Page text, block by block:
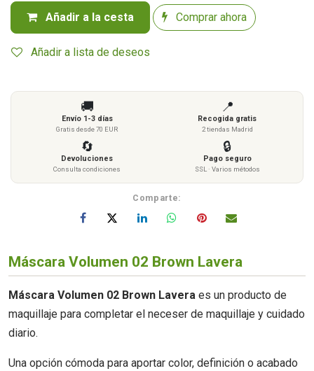
Añadir a la cesta Comprar ahora
Añadir a lista de deseos
🚚
Envío 1-3 días
Gratis desde 70 EUR
📍
Recogida gratis
2 tiendas Madrid
🔄
Devoluciones
Consulta condiciones
🔒
Pago seguro
SSL · Varios métodos
Comparte:
Máscara Volumen 02 Brown Lavera
Máscara Volumen 02 Brown Lavera es un producto de
maquillaje para completar el neceser de maquillaje y cuidado
diario.
Una opción cómoda para aportar color, definición o acabado